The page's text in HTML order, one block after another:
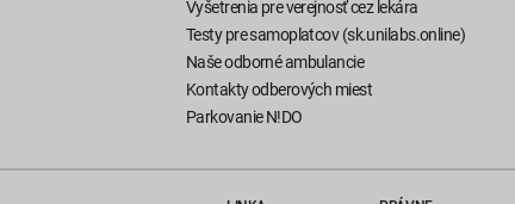
Vyšetrenia pre verejnosť cez lekára
Testy pre samoplatcov (sk.unilabs.online)
Naše odborné ambulancie
Kontakty odberových miest
Parkovanie N!DO